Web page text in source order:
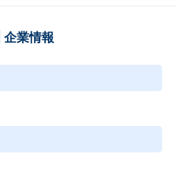
企業情報